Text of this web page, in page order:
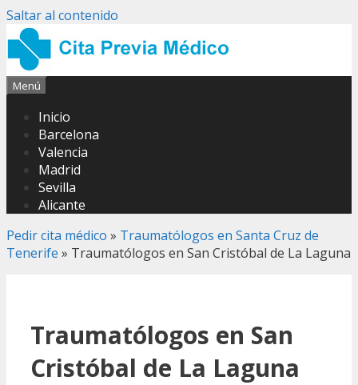
Saltar al contenido
Menú
Inicio
Barcelona
Valencia
Madrid
Sevilla
Alicante
Pedir cita médico » Traumatólogos en Santa Cruz de
Tenerife » Traumatólogos en San Cristóbal de La Laguna
Traumatólogos en San
Cristóbal de La Laguna